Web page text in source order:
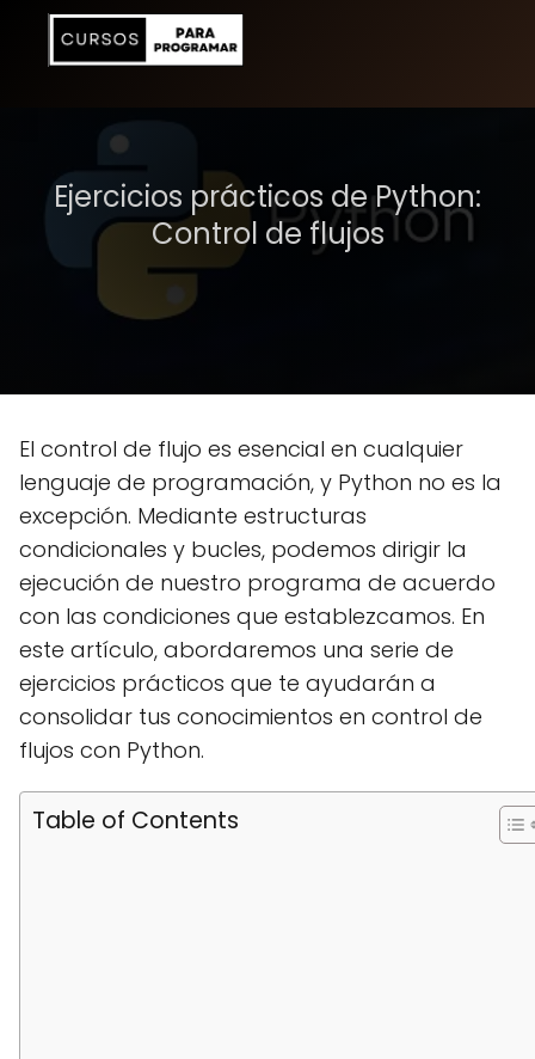
Ejercicios prácticos de Python:
Control de flujos
El control de flujo es esencial en cualquier
lenguaje de programación, y Python no es la
excepción. Mediante estructuras
condicionales y bucles, podemos dirigir la
ejecución de nuestro programa de acuerdo
con las condiciones que establezcamos. En
este artículo, abordaremos una serie de
ejercicios prácticos que te ayudarán a
consolidar tus conocimientos en control de
flujos con Python.
Table of Contents